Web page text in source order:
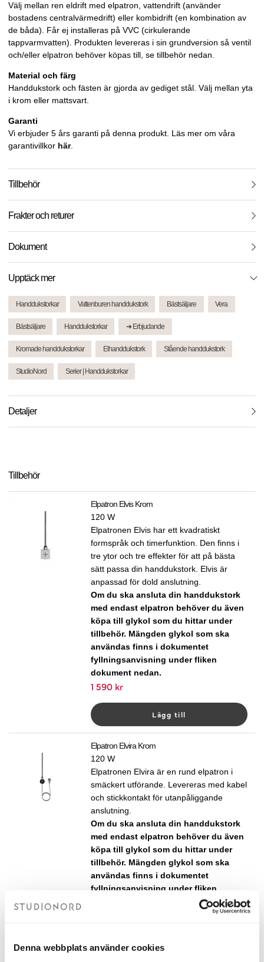
Denna webbplats använder cookies
Välj mellan ren eldrift med elpatron, vattendrift (använder
bostadens centralvärmedrift) eller kombidrift (en kombination av
de båda). Får ej installeras på VVC (cirkulerande
tappvarmvatten). Produkten levereras i sin grundversion så ventil
och/eller elpatron behöver köpas till, se tillbehör nedan.
Material och färg
Handdukstork och fästen är gjorda av gediget stål. Välj mellan yta
i krom eller mattsvart.
Garanti
Vi erbjuder 5 års garanti på denna produkt. Läs mer om våra
garantivillkor här.
Tillbehör
Frakter och returer
Dokument
Upptäck mer
Handdukstorkar Vattenburen handdukstork Bästsäljare Vera
Bästsäljare Handdukstorkar ➜ Erbjudande
Kromade handdukstorkar Elhanddukstork Stående handdukstork
StudioNord Serier | Handdukstorkar
Detaljer
Tillbehör
Elpatron Elvis Krom
120 W
Elpatronen Elvis har ett kvadratiskt
formspråk och timerfunktion. Den finns i
tre ytor och tre effekter för att på bästa
sätt passa din handdukstork. Elvis är
anpassad för dold anslutning.
Om du ska ansluta din handdukstork
med endast elpatron behöver du även
köpa till glykol som du hittar under
tillbehör. Mängden glykol som ska
användas finns i dokumentet
fyllningsanvisning under fliken
dokument nedan.
1 590 kr
Lägg till
Elpatron Elvira Krom
120 W
Elpatronen Elvira är en rund elpatron i
smäckert utförande. Levereras med kabel
och stickkontakt för utanpåliggande
anslutning.
Om du ska ansluta din handdukstork
med endast elpatron behöver du även
köpa till glykol som du hittar under
tillbehör. Mängden glykol som ska
användas finns i dokumentet
fyllningsanvisning under fliken
Lägg till